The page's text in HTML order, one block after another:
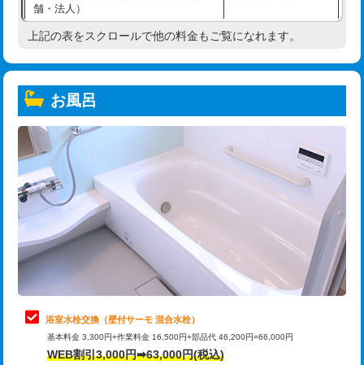
舗・法人）
高度高圧洗浄換 現地調査
トーラー機使用/3mまで
追加トーラー機使用/3m超え
カメラ調査 33,000円
桝清掃 8,800円
止水・漏水調査・防水処理・清掃・修
理・調整・分解・加工など（軽作業）
止水・漏水調査・防水処理・清掃・修
理・調整・分解・加工など（中作業）
22,000円
止水・漏水調査・防水処理・清掃・修
理・調整・分解・加工など（重作業）
33,000円
上記の表をスクロールで他の料金もご覧になれます。
お風呂
浴室水栓交換（壁付サーモ 混合水栓）
基本料金 3,300円+作業料金 16,500円+部品代 46,200円=66,000円
WEB割引3,000円➡63,000円(税込)